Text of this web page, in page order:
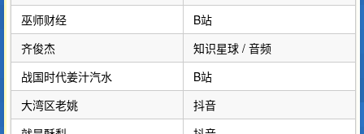
巫师财经
B站
齐俊杰
知识星球 / 音频
战国时代姜汁汽水
B站
大湾区老姚
抖音